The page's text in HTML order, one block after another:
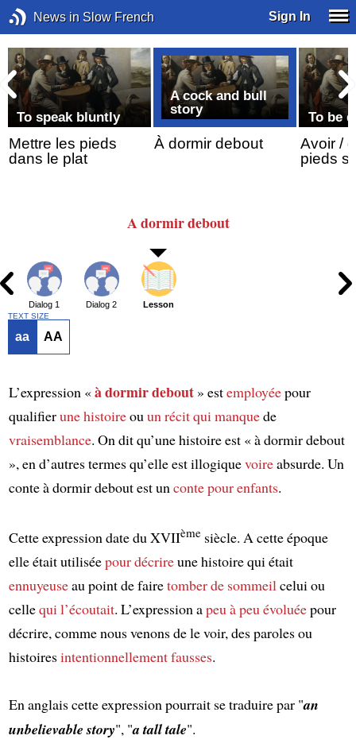
News in Slow French Sign In
To speak bluntly
Mettre les pieds
dans le plat
A cock and bull
story
À dormir debout
To be
Avoir /
pieds
A dormirdebout
Dialog 1 Dialog 2 Lesson
TEXT SIZE
aa AA
L’expression «à dormir debout» estemployéepour
qualifierune histoireou un récitqui manquede
vraisemblance. On dit qu’une histoire est « à dormir debout
», en d’autres termes qu’elle est illogiquevoireabsurde. Un
conte à dormir debout est un conte pour enfants.
Cette expression date du XVIIèmesiècle. A cette époque
elle était utiliséepour décrireune histoire qui était
ennuyeuseau point de fairetomber de sommeil celui ou
cellequi l’écoutait. L’expression apeu à peu évoluéepour
décrire, comme nous venons de le voir, des paroles ou
histoiresintentionnellementfausses.
En anglais cette expression pourrait se traduire par "an
unbelievable story", "a tall tale".